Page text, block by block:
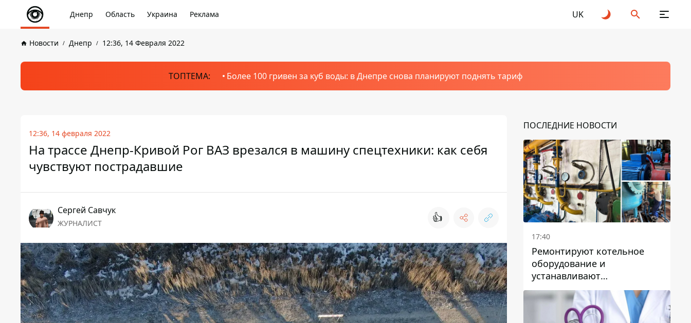
Днепр Область Украина Реклама UK
Новости Днепр 12:36, 14 Февраля 2022
ТОПТЕМА: Более 100 гривен за куб воды: в Днепре снова планируют поднять тариф
12:36, 14 февраля 2022
На трассе Днепр-Кривой Рог ВАЗ врезался в машину спецтехники: как себя
чувствуют пострадавшие
Сергей Савчук
ЖУРНАЛИСТ 👍
ПОСЛЕДНИЕ НОВОСТИ
17:40
Ремонтируют котельное
оборудование и
устанавливают
генераторные установки:
как в Днепре готовятся к
отопительному сезону